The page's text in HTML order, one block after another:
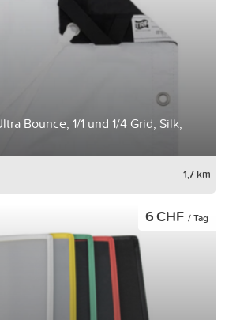
Bounce, 1/1 und 1/4 Grid, Silk,
1,7 km
6 CHF / Tag